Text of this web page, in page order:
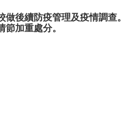
做後續防疫管理及疫情調
加重處分。